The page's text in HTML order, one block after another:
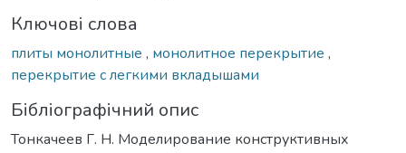
Ключові слова
плиты монолитные , монолитное перекрытие ,
перекрытие с легкими вкладышами
Бібліографічний опис
Тонкачеев Г. Н. Моделирование конструктивных